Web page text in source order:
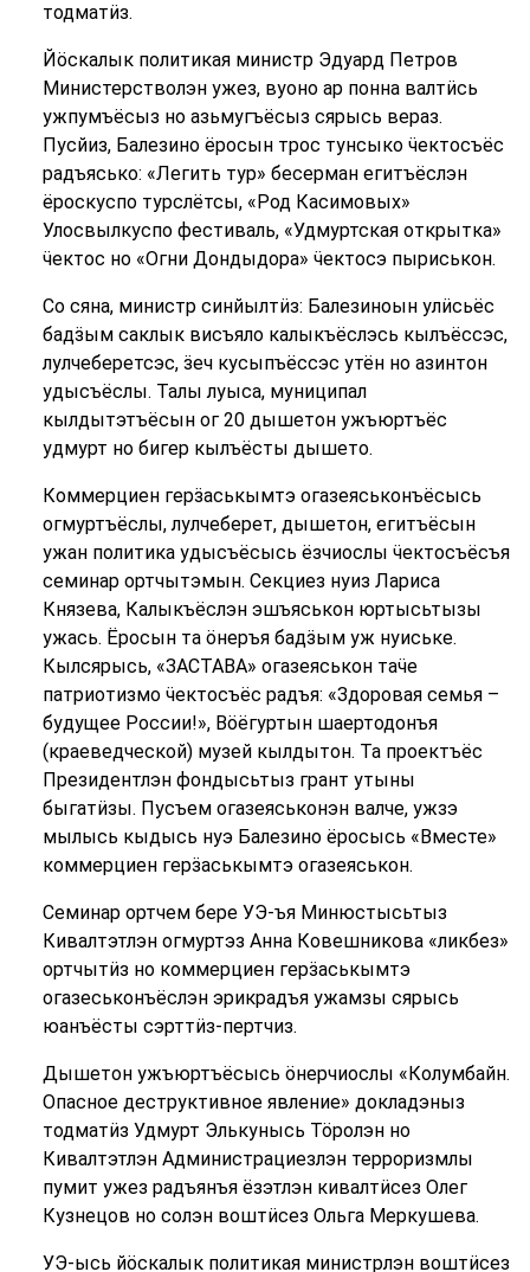
тодматӥз.
Йӧскалык политикая министр Эдуард Петров
Министерстволэн ужез, вуоно ар понна валтӥсь
ужпумъёсыз но азьмугъёсыз сярысь вераз.
Пусйиз, Балезино ёросын трос тунсыко ӵектосъёс
радъясько: «Легить тур» бесерман егитъёслэн
ёроскуспо турслётсы, «Род Касимовых»
Улосвылкуспо фестиваль, «Удмуртская открытка»
ӵектос но «Огни Дондыдора» ӵектосэ пыриськон.
Со сяна, министр синйылтӥз: Балезиноын улӥсьёс
бадӟым саклык висъяло калыкъёслэсь кылъёссэс,
лулчеберетсэс, ӟеч кусыпъёссэс утён но азинтон
удысъёслы. Талы луыса, муниципал
кылдытэтъёсын ог 20 дышетон ужъюртъёс
удмурт но бигер кылъёсты дышето.
Коммерциен герӟаськымтэ огазеяськонъёсысь
огмуртъёслы, лулчеберет, дышетон, егитъёсын
ужан политика удысъёсысь ёзчиослы ӵектосъёсъя
семинар ортчытэмын. Секциез нуиз Лариса
Князева, Калыкъёслэн эшъяськон юртысьтызы
ужась. Ёросын та ӧнеръя бадӟым уж нуиське.
Кылсярысь, «ЗАСТАВА» огазеяськон таӵе
патриотизмо ӵектосъёс радъя: «Здоровая семья –
будущее России!», Вӧёгуртын шаертодонъя
(краеведческой) музей кылдытон. Та проектъёс
Президентлэн фондысьтыз грант утыны
быгатӥзы. Пусъем огазеяськонэн валче, ужзэ
мылысь кыдысь нуэ Балезино ёросысь «Вместе»
коммерциен герӟаськымтэ огазеяськон.
Семинар ортчем бере УЭ-ъя Минюстысьтыз
Кивалтэтлэн огмуртэз Анна Ковешникова «ликбез»
ортчытӥз но коммерциен герӟаськымтэ
огазеськонъёслэн эрикрадъя ужамзы сярысь
юанъёсты сэрттӥз-пертчиз.
Дышетон ужъюртъёсысь ӧнерчиослы «Колумбайн.
Опасное деструктивное явление» докладэныз
тодматӥз Удмурт Элькунысь Тӧролэн но
Кивалтэтлэн Администрациезлэн терроризмлы
пумит ужез радъянъя ёзэтлэн кивалтӥсез Олег
Кузнецов но солэн воштӥсез Ольга Меркушева.
УЭ-ысь йӧскалык политикая министрлэн воштӥсез